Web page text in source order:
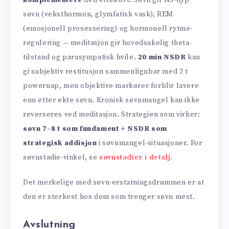
søvn (veksthormon, glymfatisk vask), REM
(emosjonell prosessering) og hormonell rytme-
regulering — meditasjon gir hovedsakelig theta-
tilstand og parasympatisk hvile. 20 min NSDR kan
gi subjektiv restitusjon sammenlignbar med 2 t
powernap, men objektive markører forblir lavere
enn etter ekte søvn. Kronisk søvnmangel kan ikke
reverseres ved meditasjon. Strategien som virker:
søvn 7–8 t som fundament + NSDR som
strategisk addisjon i søvnmangel-situasjoner. For
søvnstadie-vinkel, se søvnstadier i detalj.
Det merkelige med søvn-erstatningsdrømmen er at
den er sterkest hos dem som trenger søvn mest.
Avslutning